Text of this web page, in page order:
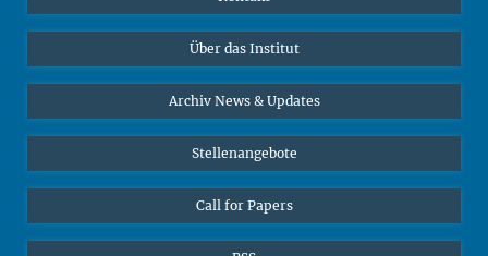
Online-Vorträge
Interviews zum Thema "Diversity"
Bluesky
Über das Institut
Archiv News & Updates
Stellenangebote
Call for Papers